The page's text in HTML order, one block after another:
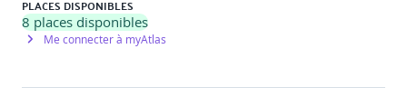
- Autres types de tests : Tests de sécurité, d’accessibilité,
de validité.
PLACES DISPONIBLES
8 places disponibles
Me connecter à myAtlas